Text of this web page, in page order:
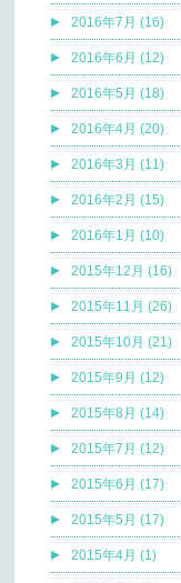
2016年7月 (16)
2016年6月 (12)
2016年5月 (18)
2016年4月 (20)
2016年3月 (11)
2016年2月 (15)
2016年1月 (10)
2015年12月 (16)
2015年11月 (26)
2015年10月 (21)
2015年9月 (12)
2015年8月 (14)
2015年7月 (12)
2015年6月 (17)
2015年5月 (17)
2015年4月 (1)